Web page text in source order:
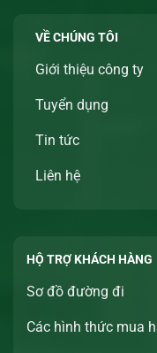
VỀ CHÚNG TÔI
Giới thiệu công ty
Tuyển dụng
Tin tức
Liên hệ
HỘ TRỢ KHÁCH HÀNG
Sơ đồ đường đi
Các hình thức mua